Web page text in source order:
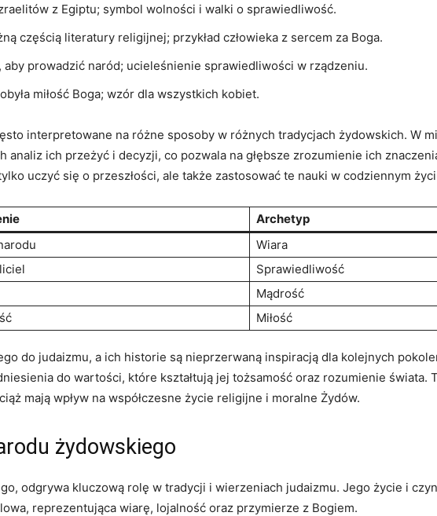
z Egiptu; symbol wolności i walki o sprawiedliwość.
częścią literatury religijnej; przykład człowieka z sercem za Boga.
aby prowadzić naród; ucieleśnienie sprawiedliwości w rządzeniu.
miłość Boga; wzór dla wszystkich kobiet.
interpretowane na różne sposoby w różnych tradycjach żydowskich. W
ich przeżyć i decyzji, co pozwala na głębsze zrozumienie ich
uczyć się o przeszłości, ale także zastosować te nauki w codziennym
Archetyp
Wiara
Sprawiedliwość
Mądrość
Miłość
do judaizmu, a ich historie są nieprzerwaną inspiracją dla kolejnych
do wartości, które kształtują jej tożsamość oraz rozumienie świata.
mają wpływ na współczesne życie religijne i moralne Żydów.
żydowskiego
odgrywa kluczową rolę w tradycji i wierzeniach judaizmu. Jego życie i
reprezentująca wiarę, lojalność oraz przymierze z Bogiem.